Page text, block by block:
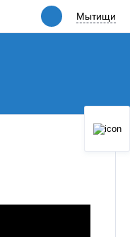
Мытищи